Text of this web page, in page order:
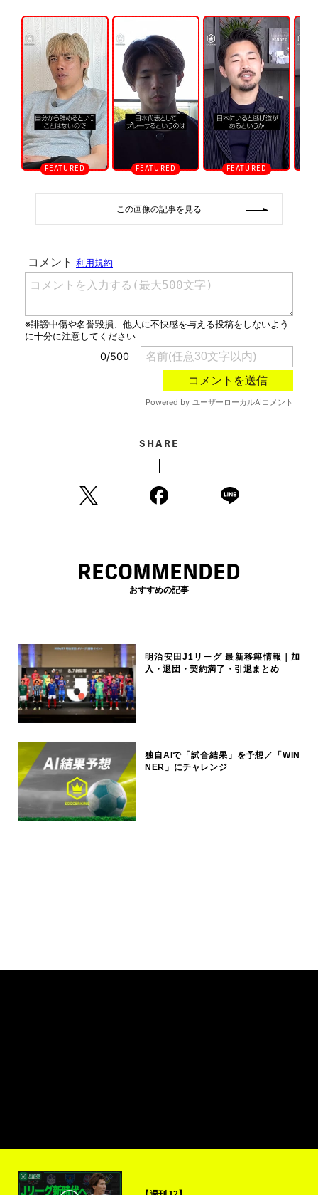
U
n
m
u
t
e
この画像の記事を見る
SHARE
RECOMMENDED
おすすめの記事
明治安田J1リーグ 最新移籍情報｜加
入・退団・契約満了・引退まとめ
独自AIで「試合結果」を予想／「WIN
NER」にチャレンジ